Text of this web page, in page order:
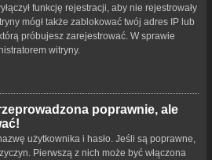
funkcję rejestracji, aby nie rejestrowały
mógł także zablokować twój adres IP lub
próbujesz zarejestrować. W sprawie
witryny.
poprawnie, ale
użytkownika i hasło. Jeśli są poprawne,
Pierwszą z nich może być włączona